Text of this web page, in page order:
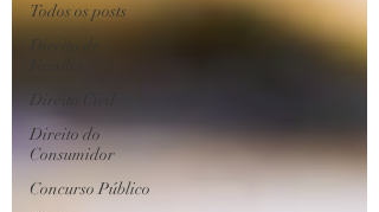
Todos os posts
Direito de
Direito Civil
Direito do
Consumidor
Concurso Público